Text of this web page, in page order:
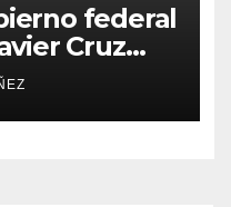
federal
Cruz